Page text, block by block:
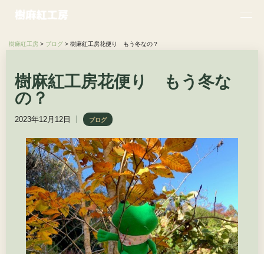
樹麻紅工房 > ブログ > 樹麻紅工房花便り もう冬なの？
樹麻紅工房花便り もう冬な
の？
2023年12月12日 ブログ